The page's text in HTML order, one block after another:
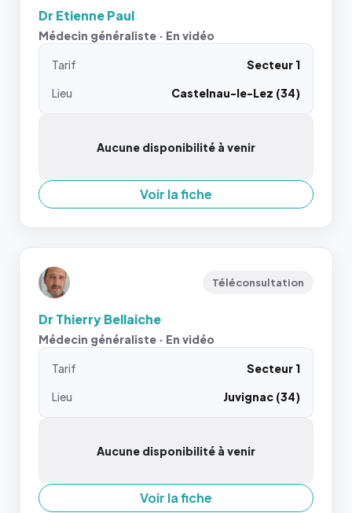
Dr Etienne Paul
Médecin généraliste · En vidéo
Tarif
Secteur 1
Lieu
Castelnau-le-Lez (34)
Aucune disponibilité à venir
Voir la fiche
Téléconsultation
Dr Thierry Bellaiche
Médecin généraliste · En vidéo
Tarif
Secteur 1
Lieu
Juvignac (34)
Aucune disponibilité à venir
Voir la fiche